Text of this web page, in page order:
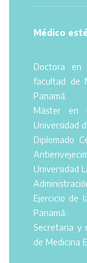
Médico
Doctora en
facultad de
Panamá.
Máster en
Universidad
Diplomado
Universidad
Ejercicio de
Panamá.
Secretaria y
de Medicina